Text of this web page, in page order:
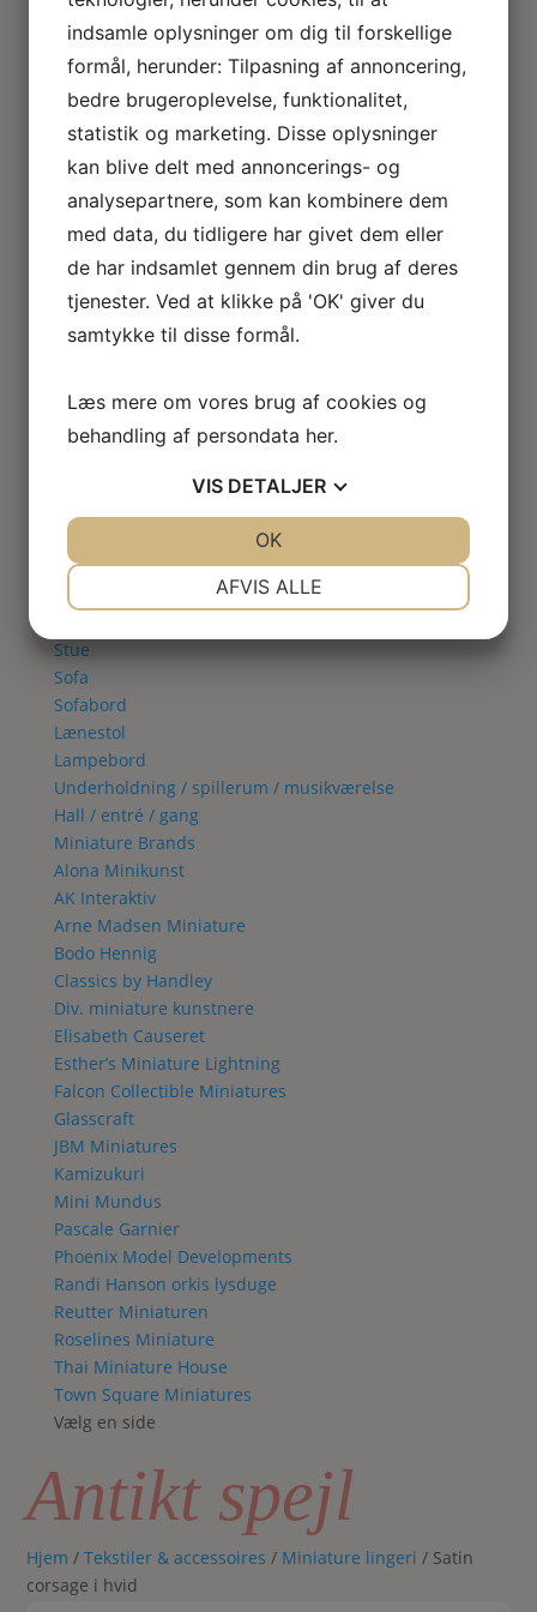
Loftlamper
Lysekroner
Gulvlamper
Udendørslamper
LED lamper
Roseline miniaturelamper
Lampe KIT
El tilbehør
Miniature rum
Café
Badeværelse
Bibliotek / kontor / arbejdsværelse
Børneværelse
Køkken
Soveværelse
Klædeskab
Vitrineskab
Spisebord
Stue
Sofa
Sofabord
Lænestol
Lampebord
Underholdning / spillerum / musikværelse
Hall / entré / gang
Miniature Brands
Alona Minikunst
AK Interaktiv
Arne Madsen Miniature
Bodo Hennig
Classics by Handley
Div. miniature kunstnere
Elisabeth Causeret
Esther’s Miniature Lightning
Falcon Collectible Miniatures
Glasscraft
JBM Miniatures
Kamizukuri
Mini Mundus
Pascale Garnier
Phoenix Model Developments
Randi Hanson orkis lysduge
Reutter Miniaturen
Roselines Miniature
Thai Miniature House
Town Square Miniatures
Vælg en side
Antikt spejl
Hjem /Tekstiler & accessoires / Miniature lingeri / Satin
corsage i hvid
indsamle oplysninger om dig til forskellige
formål, herunder: Tilpasning af annoncering,
bedre brugeroplevelse, funktionalitet,
statistik og marketing. Disse oplysninger
kan blive delt med annoncerings- og
analysepartnere, som kan kombinere dem
med data, du tidligere har givet dem eller
de har indsamlet gennem din brug af deres
tjenester. Ved at klikke på 'OK' giver du
samtykke til disse formål.
Læs mere om vores brug af cookies og
behandling af persondata her.
VIS DETALJER
AFVIS ALLE
OK